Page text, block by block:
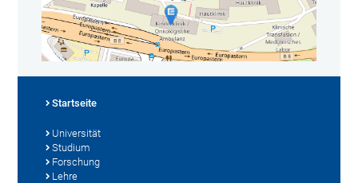
Startseite
Universität
Studium
Forschung
Lehre